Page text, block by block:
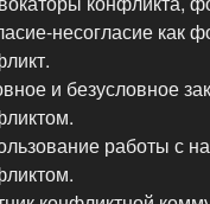
несогласие как
и безусловное
работы с